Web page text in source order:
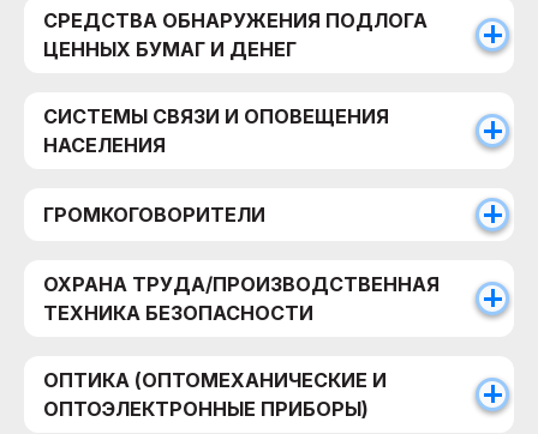
СРЕДСТВА ОБНАРУЖЕНИЯ ПОДЛОГА
ЦЕННЫХ БУМАГ И ДЕНЕГ
СИСТЕМЫ СВЯЗИ И ОПОВЕЩЕНИЯ
НАСЕЛЕНИЯ
ГРОМКОГОВОРИТЕЛИ
ОХРАНА ТРУДА/ПРОИЗВОДСТВЕННАЯ
ТЕХНИКА БЕЗОПАСНОСТИ
ОПТИКА (ОПТОМЕХАНИЧЕСКИЕ И
ОПТОЭЛЕКТРОННЫЕ ПРИБОРЫ)